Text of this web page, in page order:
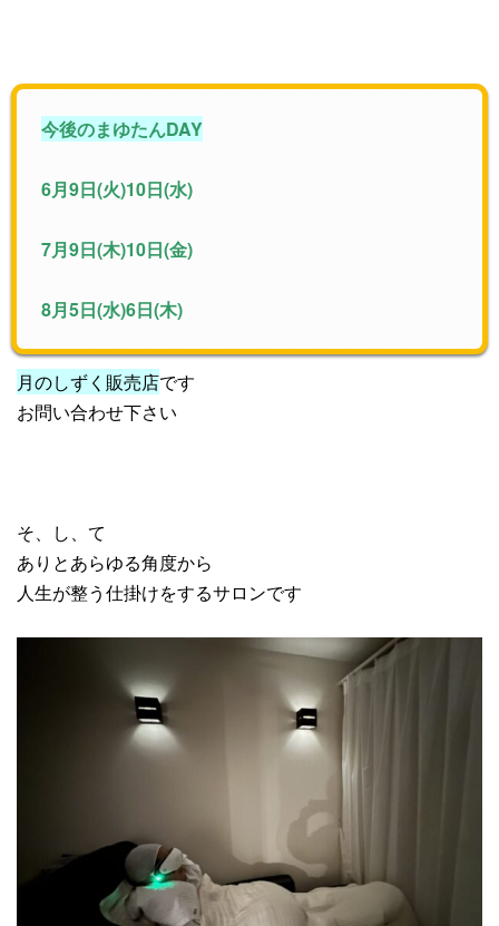
今後のまゆたんDAY
6月9日(火)10日(水)
7月9日(木)10日(金)
8月5日(水)6日(木)
月のしずく販売店です
お問い合わせ下さい
そ、し、て
ありとあらゆる角度から
人生が整う仕掛けをするサロンです